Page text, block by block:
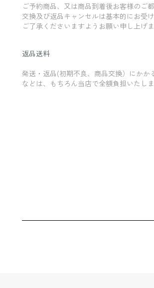
ご予約商品、又は商品到着後お客様のご
交換及び返品キャンセルは基本的にお受け
ご了承くださいますようお願い申し上げま
返品送料
発送・返品(初期不良、商品交換）にかか
などは、もちろん当店で全額負担いたしま